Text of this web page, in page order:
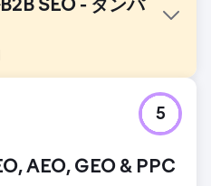
SEO - タンパ
るマネージドITおよびサイバ
、金融機関、RIA（登録投資
パ」は、全国的なMSPディレ
AEO, GEO & PPC
5